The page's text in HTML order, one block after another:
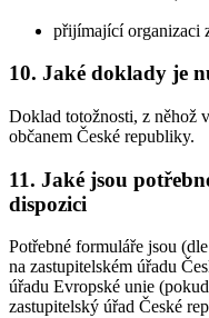
přijímající organizaci
10. Jaké doklady je
Doklad totožnosti, z něhož
občanem České republiky.
11. Jaké jsou
dispozici
Potřebné formuláře jsou
na zastupitelském úřadu
úřadu Evropské unie
zastupitelský úřad České